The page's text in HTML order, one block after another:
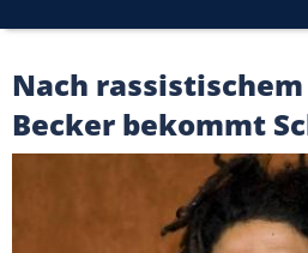
Nach
Becker bekommt